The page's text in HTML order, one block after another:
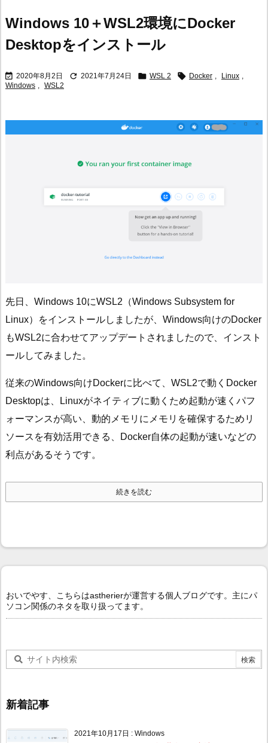
Windows 10＋WSL2環境にDocker
Desktopをインストール
 2020年8月2日  2021年7月24日  WSL 2  Docker , Linux ,
Windows , WSL2
先日、Windows 10にWSL2（Windows Subsystem for
Linux）をインストールしましたが、Windows向けのDocker
もWSL2に合わせてアップデートされましたので、インスト
ールしてみました。
従来のWindows向けDockerに比べて、WSL2で動くDocker
Desktopは、Linuxがネイティブに動くため起動が速くパフ
ォーマンスが高い、動的メモリにメモリを確保するためリ
ソースを有効活用できる、Docker自体の起動が速いなどの
利点があるそうです。
続きを読む
おいでやす、こちらはastherierが運営する個人ブログです。主にパ
ソコン関係のネタを取り扱ってます。
新着記事
2021年10月17日 : Windows